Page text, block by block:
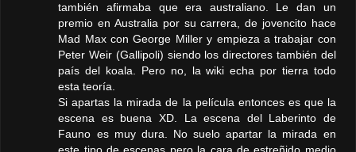
también afirmaba que era australiano. Le dan un
premio en Australia por su carrera, de jovencito hace
Mad Max con George Miller y empieza a trabajar con
Peter Weir (Gallipoli) siendo los directores también del
país del koala. Pero no, la wiki echa por tierra todo
esta teoría.
Si apartas la mirada de la película entonces es que la
escena es buena XD. La escena del Laberinto de
Fauno es muy dura. No suelo apartar la mirada en